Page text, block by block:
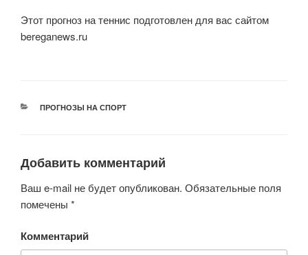
Этот прогноз на теннис подготовлен для вас сайтом
bereganews.ru
РУБРИКИ
ПРОГНОЗЫ НА СПОРТ
Добавить комментарий
Ваш e-mail не будет опубликован. Обязательные поля
помечены *
Комментарий